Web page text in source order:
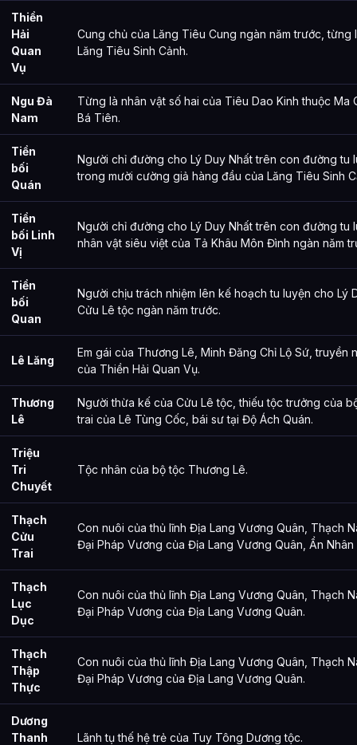
Thiền
Hải
Quan
Vụ
Cung chủ của Lăng Tiêu Cung ngàn năm trước, từng
Lăng Tiêu Sinh Cảnh.
Ngu Đà
Nam
Từng là nhân vật số hai của Tiêu Dao Kinh thuộc Ma
Bá Tiên.
Tiền
bối
Quán
Người chỉ đường cho Lý Duy Nhất trên con đường tu
trong mười cường giả hàng đầu của Lăng Tiêu Sinh
Tiền
bối Linh
Vị
Người chỉ đường cho Lý Duy Nhất trên con đường tu
nhân vật siêu việt của Tả Khâu Môn Đình ngàn năm
Tiền
bối
Quan
Người chịu trách nhiệm lên kế hoạch tu luyện cho Lý
Cửu Lê tộc ngàn năm trước.
Lê Lăng
Em gái của Thương Lê, Minh Đăng Chỉ Lộ Sứ, truyền
của Thiền Hải Quan Vụ.
Thương
Lê
Người thừa kế của Cửu Lê tộc, thiếu tộc trưởng của
trai của Lê Tùng Cốc, bái sư tại Độ Ách Quán.
Triệu
Tri
Chuyết
Tộc nhân của bộ tộc Thương Lê.
Thạch
Cửu
Trai
Con nuôi của thủ lĩnh Địa Lang Vương Quân, Thạch
Đại Pháp Vương của Địa Lang Vương Quân, Ẩn
Thạch
Lục
Dục
Con nuôi của thủ lĩnh Địa Lang Vương Quân, Thạch
Đại Pháp Vương của Địa Lang Vương Quân.
Thạch
Thập
Thực
Con nuôi của thủ lĩnh Địa Lang Vương Quân, Thạch
Đại Pháp Vương của Địa Lang Vương Quân.
Dương
Thanh
Lãnh tụ thế hệ trẻ của Tuy Tông Dương tộc.